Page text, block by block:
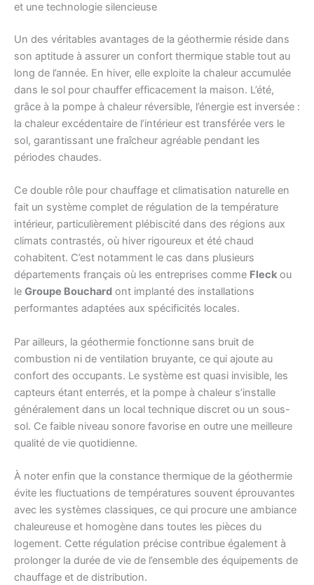
et une technologie silencieuse
Un des véritables avantages de la géothermie réside dans
son aptitude à assurer un confort thermique stable tout au
long de l’année. En hiver, elle exploite la chaleur accumulée
dans le sol pour chauffer efficacement la maison. L’été,
grâce à la pompe à chaleur réversible, l’énergie est inversée :
la chaleur excédentaire de l’intérieur est transférée vers le
sol, garantissant une fraîcheur agréable pendant les
périodes chaudes.
Ce double rôle pour chauffage et climatisation naturelle en
fait un système complet de régulation de la température
intérieur, particulièrement plébiscité dans des régions aux
climats contrastés, où hiver rigoureux et été chaud
cohabitent. C’est notamment le cas dans plusieurs
départements français où les entreprises comme Fleck ou
le Groupe Bouchard ont implanté des installations
performantes adaptées aux spécificités locales.
Par ailleurs, la géothermie fonctionne sans bruit de
combustion ni de ventilation bruyante, ce qui ajoute au
confort des occupants. Le système est quasi invisible, les
capteurs étant enterrés, et la pompe à chaleur s’installe
généralement dans un local technique discret ou un sous-
sol. Ce faible niveau sonore favorise en outre une meilleure
qualité de vie quotidienne.
À noter enfin que la constance thermique de la géothermie
évite les fluctuations de températures souvent éprouvantes
avec les systèmes classiques, ce qui procure une ambiance
chaleureuse et homogène dans toutes les pièces du
logement. Cette régulation précise contribue également à
prolonger la durée de vie de l’ensemble des équipements de
chauffage et de distribution.